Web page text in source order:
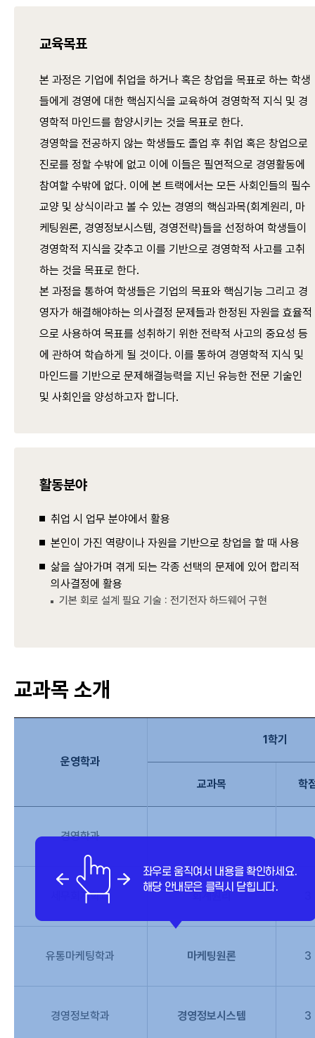
교육목표
본 과정은 기업에 취업을 하거나 혹은 창업을 목표로 하는 학생
들에게 경영에 대한 핵심지식을 교육하여 경영학적 지식 및 경
영학적 마인드를 함양시키는 것을 목표로 한다.
경영학을 전공하지 않는 학생들도 졸업 후 취업 혹은 창업으로
진로를 정할 수밖에 없고 이에 이들은 필연적으로 경영활동에
참여할 수밖에 없다. 이에 본 트랙에서는 모든 사회인들의 필수
교양 및 상식이라고 볼 수 있는 경영의 핵심과목(회계원리, 마
케팅원론, 경영정보시스템, 경영전략)들을 선정하여 학생들이
경영학적 지식을 갖추고 이를 기반으로 경영학적 사고를 고취
하는 것을 목표로 한다.
본 과정을 통하여 학생들은 기업의 목표와 핵심기능 그리고 경
영자가 해결해야하는 의사결정 문제들과 한정된 자원을 효율적
으로 사용하여 목표를 성취하기 위한 전략적 사고의 중요성 등
에 관하여 학습하게 될 것이다. 이를 통하여 경영학적 지식 및
마인드를 기반으로 문제해결능력을 지닌 유능한 전문 기술인
및 사회인을 양성하고자 합니다.
활동분야
취업 시 업무 분야에서 활용
본인이 가진 역량이나 자원을 기반으로 창업을 할 때 사용
삶을 살아가며 겪게 되는 각종 선택의 문제에 있어 합리적
의사결정에 활용
기본 회로 설계 필요 기술 : 전기전자 하드웨어 구현
교과목 소개
운영학과
1학기
교과목 학
경영학과
세무회계학과 회계원리
유통마케팅학과 마케팅원론 3
경영정보학과 경영정보시스템 3